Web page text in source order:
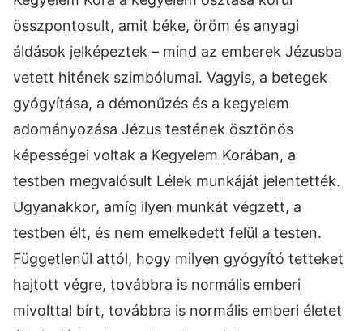
összpontosult, amit béke, öröm és anyagi
áldások jelképeztek – mind az emberek Jézusba
vetett hitének szimbólumai. Vagyis, a betegek
gyógyítása, a démonűzés és a kegyelem
adományozása Jézus testének ösztönös
képességei voltak a Kegyelem Korában, a
testben megvalósult Lélek munkáját jelentették.
Ugyanakkor, amíg ilyen munkát végzett, a
testben élt, és nem emelkedett felül a testen.
Függetlenül attól, hogy milyen gyógyító tetteket
hajtott végre, továbbra is normális emberi
mivolttal bírt, továbbra is normális emberi életet